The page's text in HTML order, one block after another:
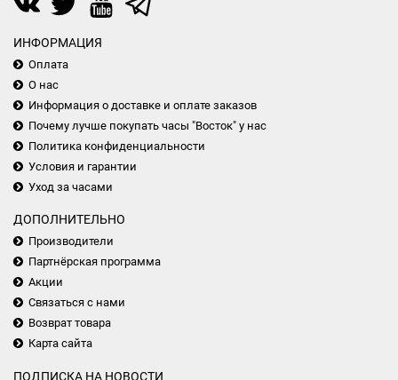
ИНФОРМАЦИЯ
Оплата
О нас
Информация о доставке и оплате заказов
Почему лучше покупать часы "Восток" у нас
Политика конфиденциальности
Условия и гарантии
Уход за часами
ДОПОЛНИТЕЛЬНО
Производители
Партнёрская программа
Акции
Связаться с нами
Возврат товара
Карта сайта
ПОДПИСКА НА НОВОСТИ